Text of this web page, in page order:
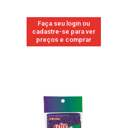
Faça seu login ou
cadastre-se para ver
preços e comprar